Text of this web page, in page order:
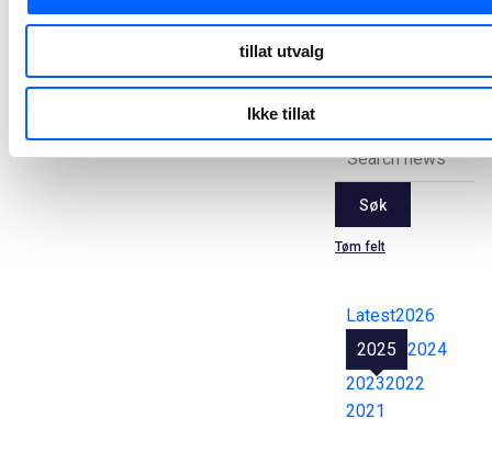
tillat utvalg
Ikke tillat
pressemeldinger
Søk
Tøm felt
Latest2026
2025 2024
20232022
2021